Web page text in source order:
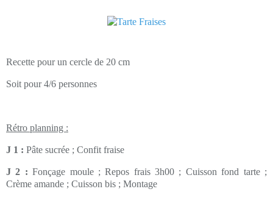
Recette pour un cercle de 20 cm
Soit pour 4/6 personnes
Rétro planning :
J 1 : Pâte sucrée ; Confit fraise
J 2 :Fonçage moule ; Repos frais 3h00 ; Cuisson fond tarte ;
Crème amande ; Cuisson bis ; Montage